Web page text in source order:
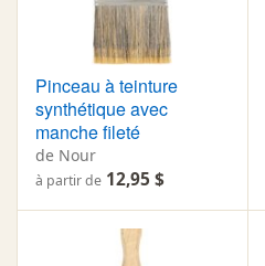
Pinceau à teinture
synthétique avec
manche fileté
de Nour
à partir de 12,95 $